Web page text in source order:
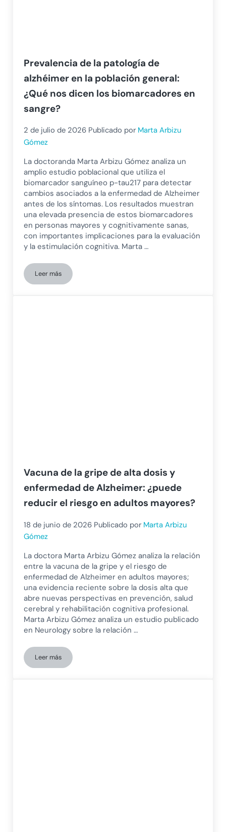
Prevalencia de la patología de
alzhéimer en la población general:
¿Qué nos dicen los biomarcadores en
sangre?
2 de julio de 2026 Publicado por Marta Arbizu
Gómez
La doctoranda Marta Arbizu Gómez analiza un
amplio estudio poblacional que utiliza el
biomarcador sanguíneo p-tau217 para detectar
cambios asociados a la enfermedad de Alzheimer
antes de los síntomas. Los resultados muestran
una elevada presencia de estos biomarcadores
en personas mayores y cognitivamente sanas,
con importantes implicaciones para la evaluación
y la estimulación cognitiva. Marta …
Leer másPrevalencia de la patología de alzhéimer en la población
Vacuna de la gripe de alta dosis y
enfermedad de Alzheimer: ¿puede
reducir el riesgo en adultos mayores?
18 de junio de 2026 Publicado por Marta Arbizu
Gómez
La doctora Marta Arbizu Gómez analiza la relación
entre la vacuna de la gripe y el riesgo de
enfermedad de Alzheimer en adultos mayores;
una evidencia reciente sobre la dosis alta que
abre nuevas perspectivas en prevención, salud
cerebral y rehabilitación cognitiva profesional.
Marta Arbizu Gómez analiza un estudio publicado
en Neurology sobre la relación …
Leer másVacuna de la gripe de alta dosis y enfermedad de